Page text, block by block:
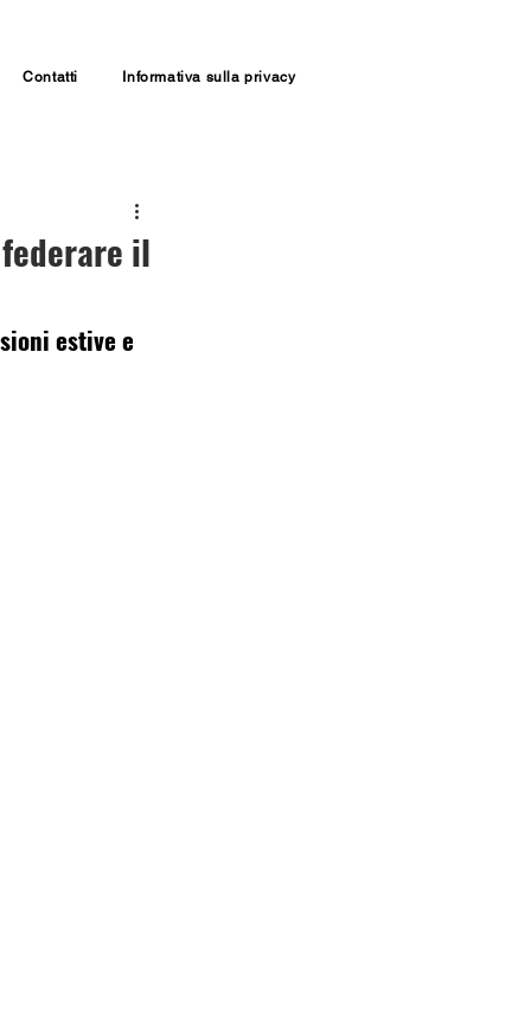
Contatti Informativa sulla privacy
il
estive e